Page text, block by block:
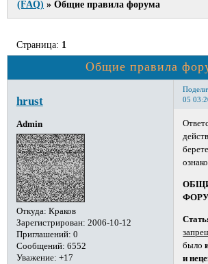
(FAQ) »Общие правила форума
Общие правила
Страница: 1
05
hrust
Admin
Откуда: Краков
Зарегистрирован: 2006-10-12
Приглашений: 0
Сообщений: 6552
Уважение: +17
было
и